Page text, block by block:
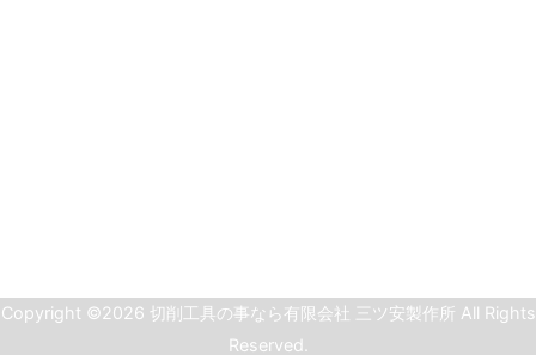
Copyright ©2026 切削工具の事なら有限会社 三ツ安製作所 All Rights
Reserved.